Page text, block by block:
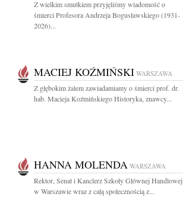
Z wielkim smutkiem przyjęliśmy wiadomość o
śmierci Profesora Andrzeja Bogusławskiego (1931-
2026)...
MACIEJ KOŹMIŃSKI WARSZAWA
Z głębokim żalem zawiadamiamy o śmierci prof. dr.
hab. Macieja Koźmińskiego Historyka, znawcy...
HANNA MOLENDA WARSZAWA
Rektor, Senat i Kanclerz Szkoły Głównej Handlowej
w Warszawie wraz z całą społecznością z...